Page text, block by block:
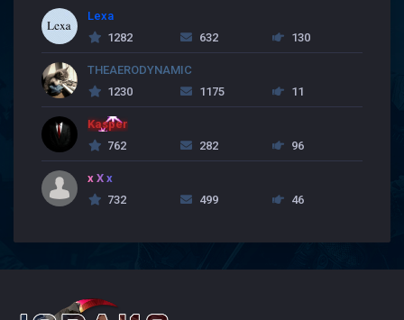
Lexa
1282
632 130
THEAERODYNAMIC
1230
1175 11
Kasper
762
282 96
x X x
732
499 46